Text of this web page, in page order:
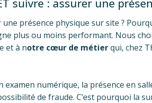
suivre : assurer une
présence physique sur site ?
plus ou moins performant. Nous
et à notre cœur de métierqui, chez
examen numérique, la présence en
de fraude. C’est pourquoi la